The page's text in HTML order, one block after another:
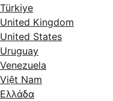
Türkiye
United Kingdom
United States
Uruguay
Venezuela
Việt Nam
Ελλάδα